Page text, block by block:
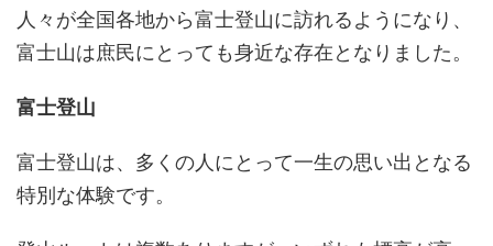
人々が全国各地から富士登山に訪れるようになり、
富士山は庶民にとっても身近な存在となりました。
富士登山
富士登山は、多くの人にとって一生の思い出となる
特別な体験です。